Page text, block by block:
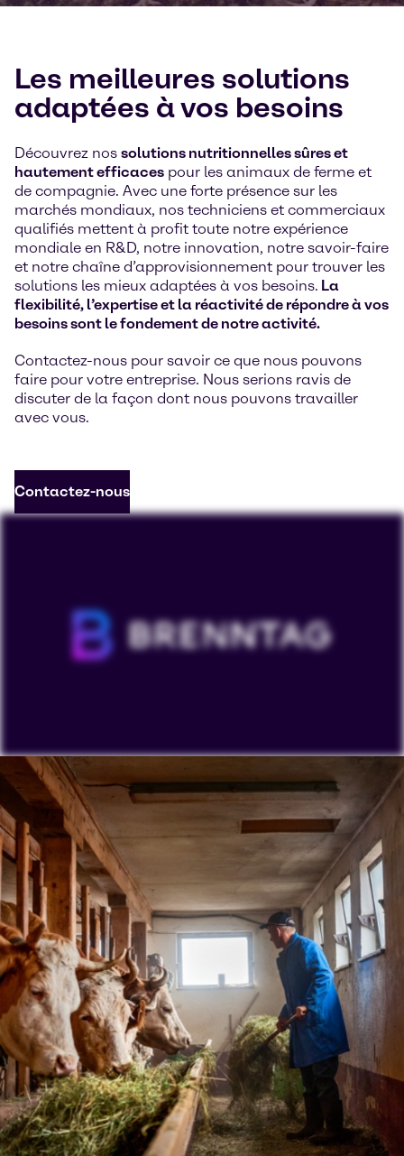
Les meilleures solutions
adaptées à vos besoins
Découvrez nos solutions nutritionnelles sûres et
hautement efficaces pour les animaux de ferme et
de compagnie. Avec une forte présence sur les
marchés mondiaux, nos techniciens et commerciaux
qualifiés mettent à profit toute notre expérience
mondiale en R&D, notre innovation, notre savoir-faire
et notre chaîne d’approvisionnement pour trouver les
solutions les mieux adaptées à vos besoins. La
flexibilité, l’expertise et la réactivité de répondre à vos
besoins sont le fondement de notre activité.
Contactez-nous pour savoir ce que nous pouvons
faire pour votre entreprise. Nous serions ravis de
discuter de la façon dont nous pouvons travailler
avec vous.
Contactez-nous
Pour visionner nos vidéos sur YouTube, vous devez
accepter les "cookies de ciblage". L'affichage de ce
contenu peut amener YouTube à traiter des données
personnelles ou à placer des cookies sur votre
appareil.
Cookies SettingsVoir sur YouTube